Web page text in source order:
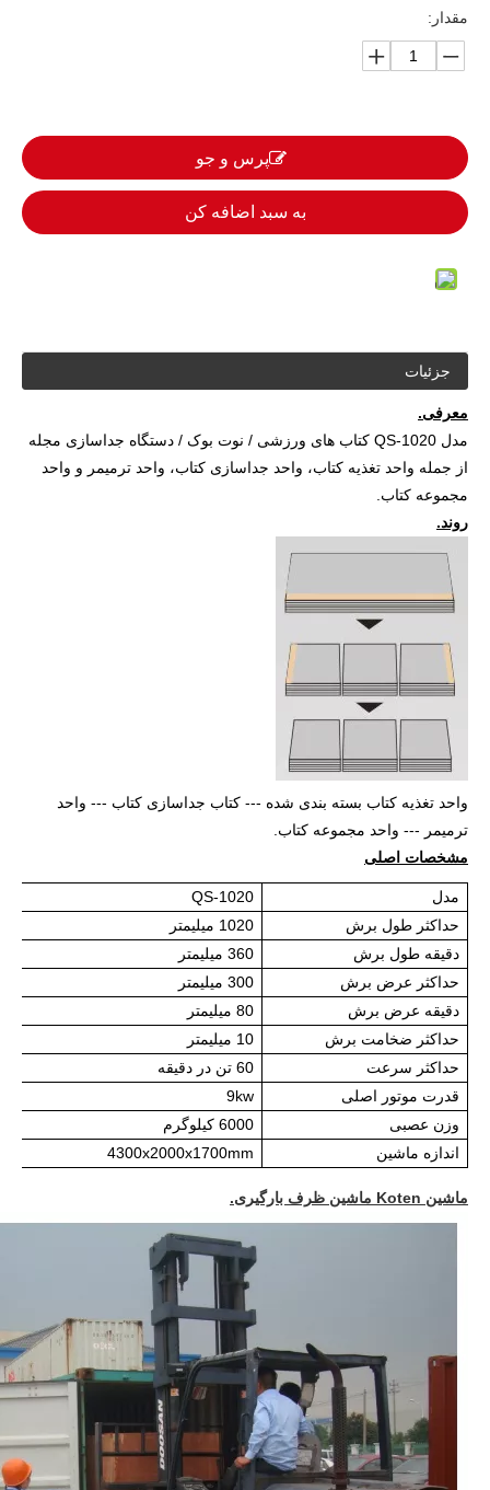
مقدار:
پرس و جو
به سبد اضافه کن
جزئیات
معرفی.
مدل QS-1020 کتاب های ورزشی / نوت بوک / دستگاه جداسازی مجله
از جمله واحد تغذیه کتاب، واحد جداسازی کتاب، واحد ترمیمر و واحد
مجموعه کتاب.
روند.
واحد تغذیه کتاب بسته بندی شده --- کتاب جداسازی کتاب --- واحد
ترمیمر --- واحد مجموعه کتاب.
مشخصات اصلی
مدل
QS-1020
حداکثر طول برش
1020 میلیمتر
دقیقه طول برش
360 میلیمتر
حداکثر عرض برش
300 میلیمتر
دقیقه عرض برش
80 میلیمتر
حداکثر ضخامت برش
10 میلیمتر
حداکثر سرعت
60 تن در دقیقه
قدرت موتور اصلی
9kw
وزن عصبی
6000 کیلوگرم
اندازه ماشین
4300x2000x1700mm
ماشین Koten ماشین ظرف بارگیری.